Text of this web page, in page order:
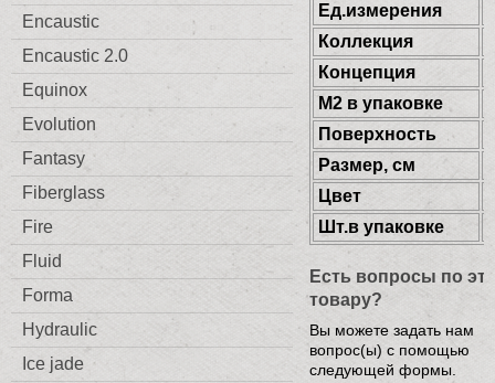
Encaustic
Encaustic 2.0
Equinox
Evolution
Fantasy
Fiberglass
Fire
Fluid
Forma
Hydraulic
Ice jade
Ед.измерения
Коллекция
Концепция
М2 в упаковке
Поверхность
Размер, см
Цвет
Шт.в упаковке
Есть вопросы по
товару?
Вы можете задать нам
вопрос(ы) с помощью
следующей формы.